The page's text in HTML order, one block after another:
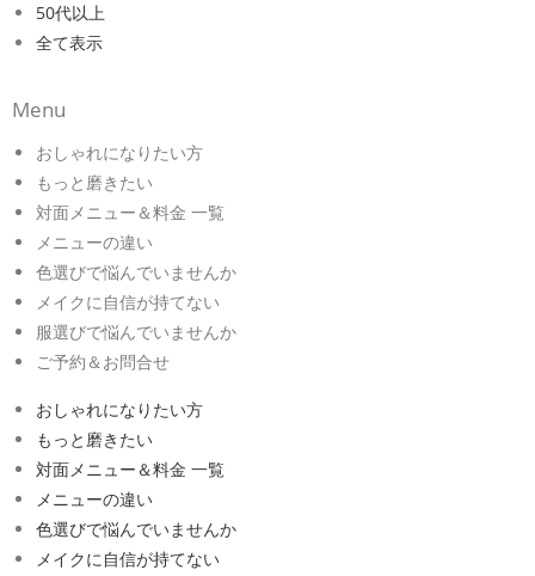
50代以上
全て表示
Menu
おしゃれになりたい方
もっと磨きたい
対面メニュー＆料金 一覧
メニューの違い
色選びで悩んでいませんか
メイクに自信が持てない
服選びで悩んでいませんか
ご予約＆お問合せ
おしゃれになりたい方
もっと磨きたい
対面メニュー＆料金 一覧
メニューの違い
色選びで悩んでいませんか
メイクに自信が持てない